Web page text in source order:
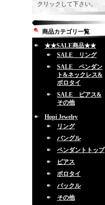
クリックして下さい。
商品カテゴリ一覧
★★SALE商品★★
SALE リング
SALE ペンダン
ト&ネックレス&
ボロタイ
SALE ピアス&
その他
Hopi Jewelry
リング
バングル
ペンダントトップ
ピアス
ボロタイ
バックル
その他